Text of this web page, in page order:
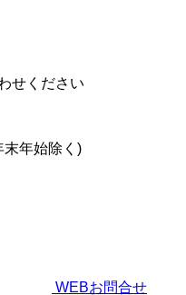
せください
末年始除く)
WEBお問合せ